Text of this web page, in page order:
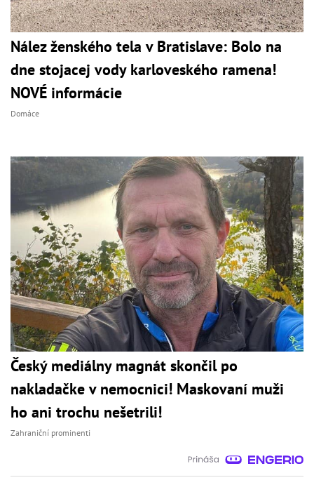
Nález ženského tela v Bratislave: Bolo na
dne stojacej vody karloveského ramena!
NOVÉ informácie
Domáce
Český mediálny magnát skončil po
nakladačke v nemocnici! Maskovaní muži
ho ani trochu nešetrili!
Zahraniční prominenti